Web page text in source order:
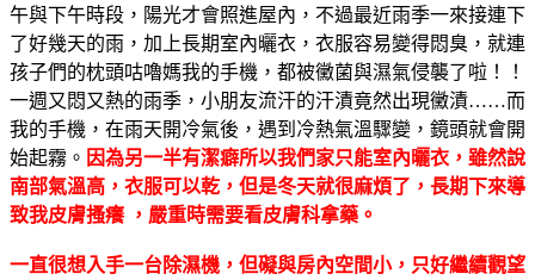
午與下午時段，陽光才會照進屋內，不過最近雨季一來接連下
了好幾天的雨，加上長期室內曬衣，衣服容易變得悶臭，就連
孩子們的枕頭咕嚕媽我的手機，都被黴菌與濕氣侵襲了啦！！
一週又悶又熱的雨季，小朋友流汗的汗漬竟然出現黴漬……而
我的手機，在雨天開冷氣後，遇到冷熱氣溫驟變，鏡頭就會開
始起霧。 因為另一半有潔癖所以我們家只能室內曬衣，雖然說
南部氣溫高，衣服可以乾，但是冬天就很麻煩了，長期下來導
致我皮膚搔癢 ，嚴重時需要看皮膚科拿藥。
一直很想入手一台除濕機，但礙與房內空間小，只好繼續觀望